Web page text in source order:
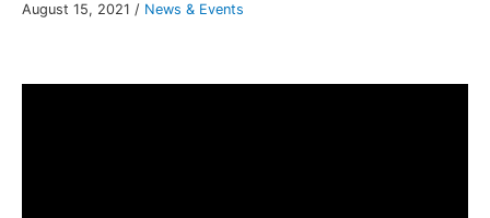
August 15, 2021 / News & Events